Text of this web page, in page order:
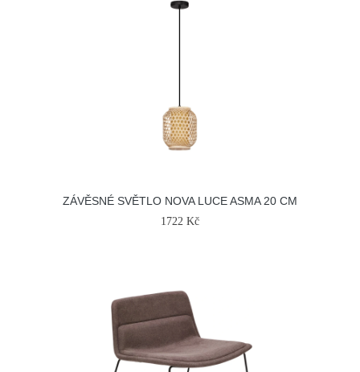
ZÁVĚSNÉ SVĚTLO NOVA LUCE ASMA 20 CM
1722 Kč